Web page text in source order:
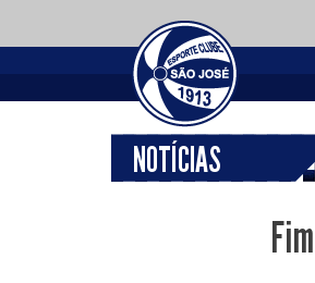
NOTÍCIAS